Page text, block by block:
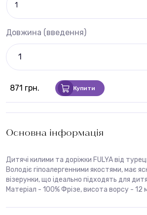
1
Довжина (введення)
871 грн. Купити
Основна інформація
Дитячі килими та доріжки FULYA від
Володіє гіпоалергенними якостями, має
візерунки, що ідеально підходять для
Матеріал - 100% Фрізе, висота ворсу - 12